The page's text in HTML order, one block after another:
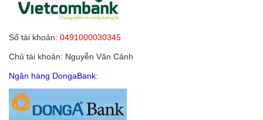
Số tài khoản: 0491000030345
Chủ tài khoản: Nguyễn Văn Cảnh
Ngân hàng DongaBank: